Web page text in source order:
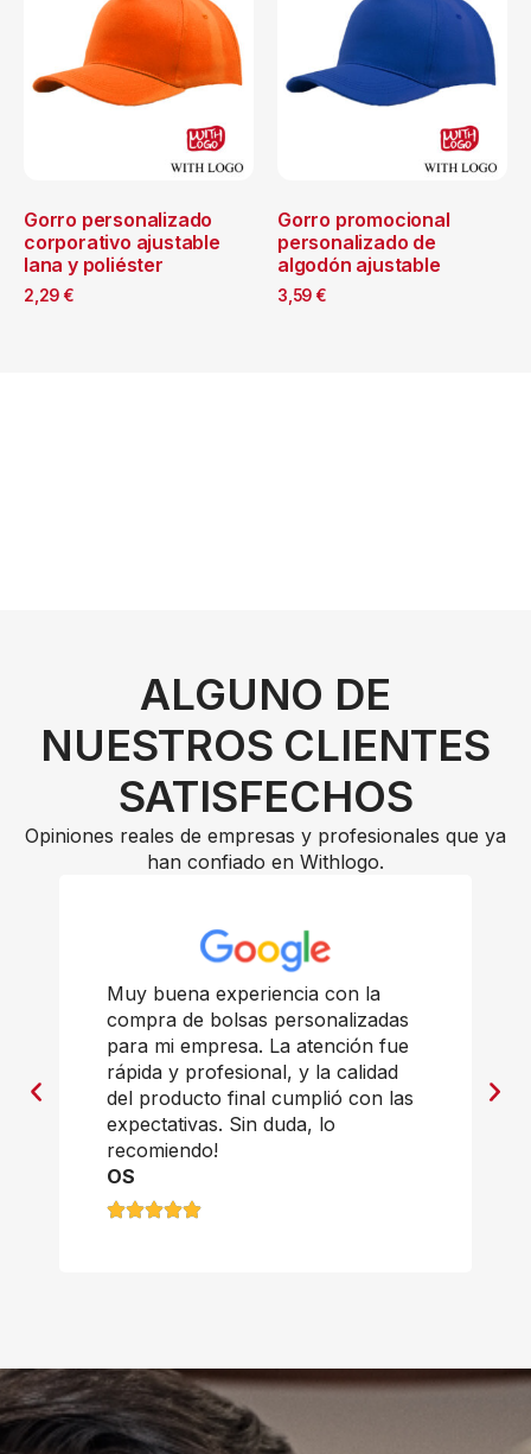
Gorro personalizado
corporativo ajustable
lana y poliéster
2,29 €
Gorro promocional
personalizado de
algodón ajustable
3,59 €
ALGUNO DE
NUESTROS CLIENTES
SATISFECHOS
Opiniones reales de empresas y profesionales que ya
han confiado en Withlogo.
Muy buena experiencia con la
compra de bolsas personalizadas
para mi empresa. La atención fue
rápida y profesional, y la calidad
del producto final cumplió con las
expectativas. Sin duda, lo
recomiendo!
OS